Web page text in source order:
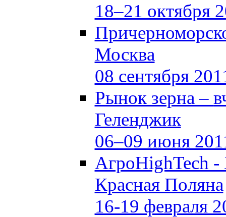
18–21 октября
Москва
08 сентября
Рынок зерна –
Геленджик
06–09 июня
АгроHighTech
Красная Поляна
16-19 февраля